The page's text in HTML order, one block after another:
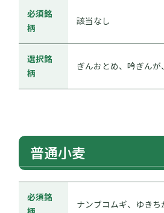
必須銘
柄
該当なし
選択銘
柄
ぎんおとめ、吟ぎんが
普通小麦
必須銘
ナンブコムギ、ゆきち